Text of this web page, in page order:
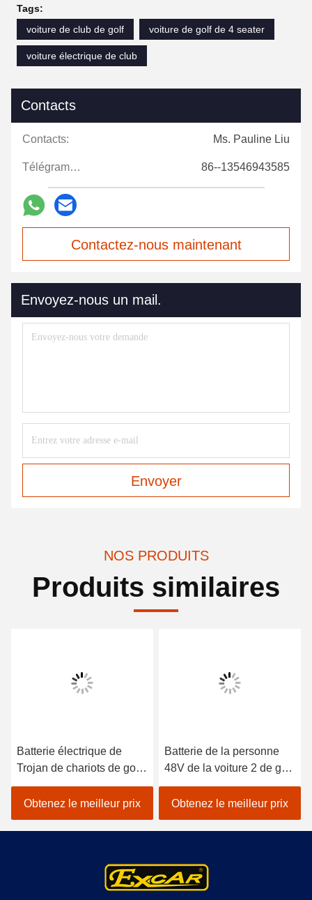
Tags:
voiture de club de golf
voiture de golf de 4 seater
voiture électrique de club
Contacts
Contacts: Ms. Pauline Liu
Télégramme: 86--13546943585
Contactez-nous maintenant
Envoyez-nous un mail.
Envoyer
NOS PRODUITS
Produits similaires
Batterie électrique de
Trojan de chariots de golf
de golf de passager
électrique pourpre de la
voiture 2
Obtenez le meilleur prix
Batterie de la personne
48V de la voiture 2 de golf
d'EXCAR/contrôleur
Trojan électriques de
Curtis
Obtenez le meilleur prix